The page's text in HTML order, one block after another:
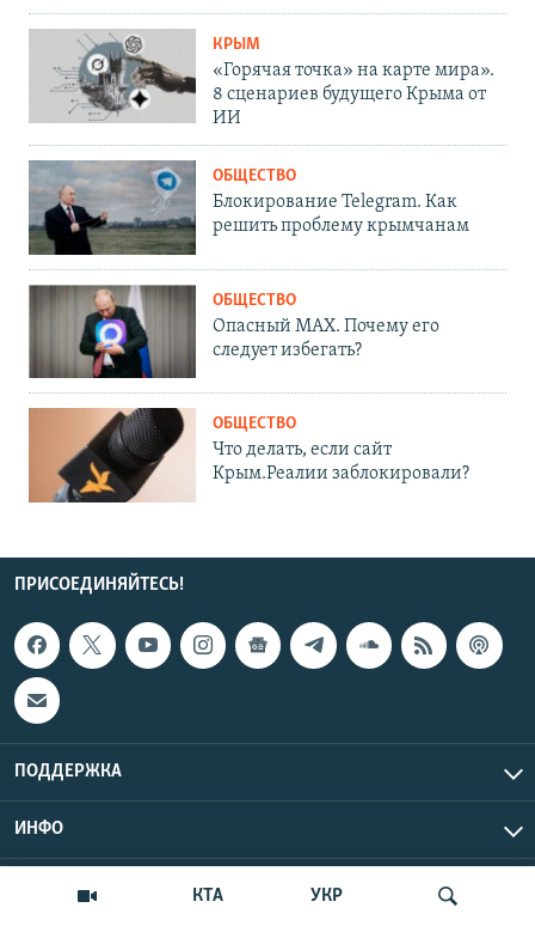
КТА УКР
КРЫМ
«Горячая точка» на карте мира».
8 сценариев будущего Крыма от
ИИ
ОБЩЕСТВО
Блокирование Telegram. Как
решить проблему крымчанам
ОБЩЕСТВО
Опасный MAX. Почему его
следует избегать?
ОБЩЕСТВО
Что делать, если сайт
Крым.Реалии заблокировали?
ПРИСОЕДИНЯЙТЕСЬ!
ПОДДЕРЖКА
ИНФО
Copyright Крым.Реалии, 2026 | Все права защищены.
UTC+3